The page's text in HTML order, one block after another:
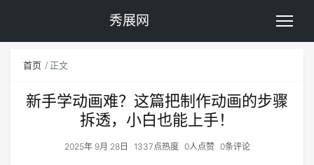
秀展网
首页 正文
新手学动画难？这篇把制作动画的步骤
拆透，小白也能上手！
2025年 9月 28日 1337点热度 0人点赞 0条评论